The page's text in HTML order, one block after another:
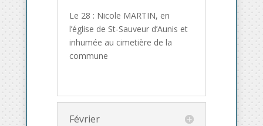
Le 28 : Nicole MARTIN, en
l’église de St-Sauveur d’Aunis et
inhumée au cimetière de la
commune
Février